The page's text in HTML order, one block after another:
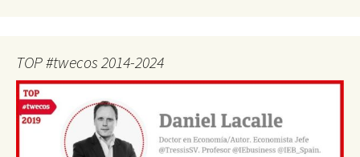
TOP #twecos 2014-2024